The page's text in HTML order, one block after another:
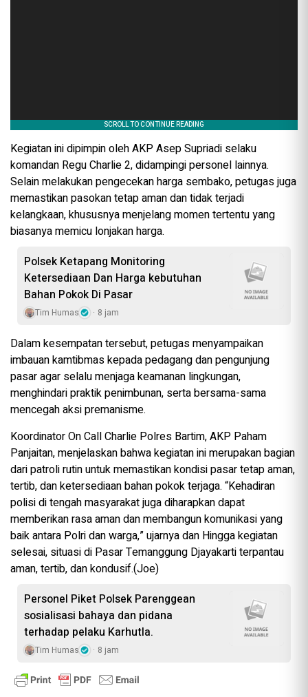
Kegiatan ini dipimpin oleh AKP Asep Supriadi selaku
komandan Regu Charlie 2, didampingi personel lainnya.
Selain melakukan pengecekan harga sembako, petugas juga
memastikan pasokan tetap aman dan tidak terjadi
kelangkaan, khususnya menjelang momen tertentu yang
biasanya memicu lonjakan harga.
‎Polsek Ketapang Monitoring
Ketersediaan Dan Harga kebutuhan
Bahan Pokok Di Pasar
Tim Humas 8 jam
Dalam kesempatan tersebut, petugas menyampaikan
imbauan kamtibmas kepada pedagang dan pengunjung
pasar agar selalu menjaga keamanan lingkungan,
menghindari praktik penimbunan, serta bersama-sama
mencegah aksi premanisme.
Koordinator On Call Charlie Polres Bartim, AKP Paham
Panjaitan, menjelaskan bahwa kegiatan ini merupakan bagian
dari patroli rutin untuk memastikan kondisi pasar tetap aman,
tertib, dan ketersediaan bahan pokok terjaga. “Kehadiran
polisi di tengah masyarakat juga diharapkan dapat
memberikan rasa aman dan membangun komunikasi yang
baik antara Polri dan warga,” ujarnya dan Hingga kegiatan
selesai, situasi di Pasar Temanggung Djayakarti terpantau
aman, tertib, dan kondusif.(Joe)
Personel Piket Polsek Parenggean
sosialisasi bahaya dan pidana
terhadap pelaku Karhutla.
Tim Humas 8 jam